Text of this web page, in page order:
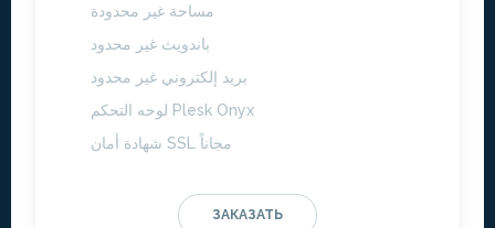
مساحة غير محدودة
باندويث غير محدود
بريد إلكتروني غير محدود
لوحه التحكم Plesk Onyx
شهادة أمان SSL مجاناً
ЗАКАЗАТЬ